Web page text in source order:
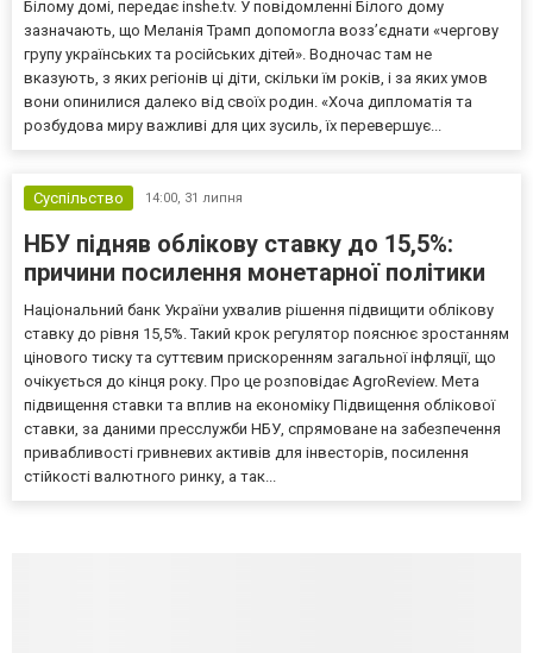
Білому домі, передає inshe.tv. У повідомленні Білого дому
зазначають, що Меланія Трамп допомогла возз’єднати «чергову
групу українських та російських дітей». Водночас там не
вказують, з яких регіонів ці діти, скільки їм років, і за яких умов
вони опинилися далеко від своїх родин. «Хоча дипломатія та
розбудова миру важливі для цих зусиль, їх перевершує...
Суспільство 14:00, 31 липня
НБУ підняв облікову ставку до 15,5%:
причини посилення монетарної політики
Національний банк України ухвалив рішення підвищити облікову
ставку до рівня 15,5%. Такий крок регулятор пояснює зростанням
цінового тиску та суттєвим прискоренням загальної інфляції, що
очікується до кінця року. Про це розповідає AgroReview. Мета
підвищення ставки та вплив на економіку Підвищення облікової
ставки, за даними пресслужби НБУ, спрямоване на забезпечення
привабливості гривневих активів для інвесторів, посилення
стійкості валютного ринку, а так...